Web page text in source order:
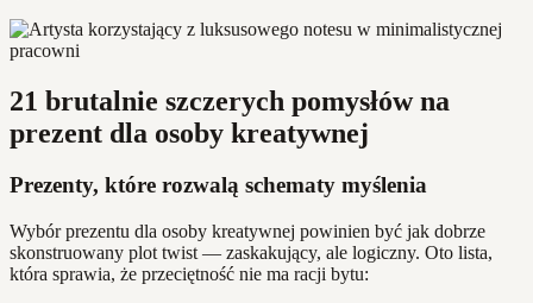
21 brutalnie szczerych pomysłów na
prezent dla osoby kreatywnej
Prezenty, które rozwalą schematy myślenia
Wybór prezentu dla osoby kreatywnej powinien być jak dobrze
skonstruowany plot twist — zaskakujący, ale logiczny. Oto lista,
która sprawia, że przeciętność nie ma racji bytu: